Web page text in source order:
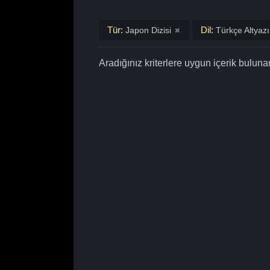
Tür: Japon Dizisi Dil: Türkçe Altyazı
Aradığınız kriterlere uygun içerik